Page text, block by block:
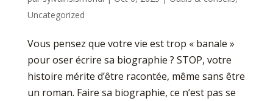
Uncategorized
Vous pensez que votre vie est trop « banale »
pour oser écrire sa biographie ? STOP, votre
histoire mérite d’être racontée, même sans être
un roman. Faire sa biographie, ce n’est pas se